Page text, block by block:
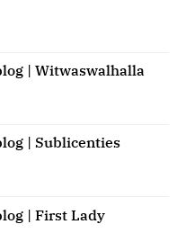
| Witwaswalhalla
| Sublicenties
| First Lady